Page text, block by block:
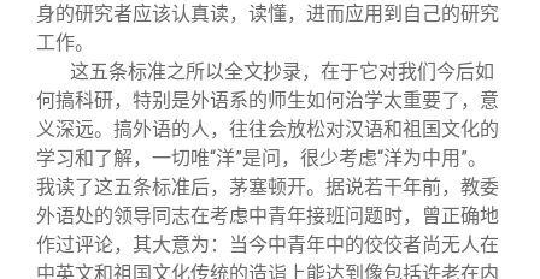
身的研究者应该认真读，读懂，进而应用到自己的研究
工作。
这五条标准之所以全文抄录，在于它对我们今后如
何搞科研，特别是外语系的师生如何治学太重要了，意
义深远。搞外语的人，往往会放松对汉语和祖国文化的
学习和了解，一切唯“洋”是问，很少考虑“洋为中用”。
我读了这五条标准后，茅塞顿开。据说若干年前，教委
外语处的领导同志在考虑中青年接班问题时，曾正确地
作过评论，其大意为：当今中青年中的佼佼者尚无人在
中英文和祖国文化传统的造诣上能达到像包括许老在内